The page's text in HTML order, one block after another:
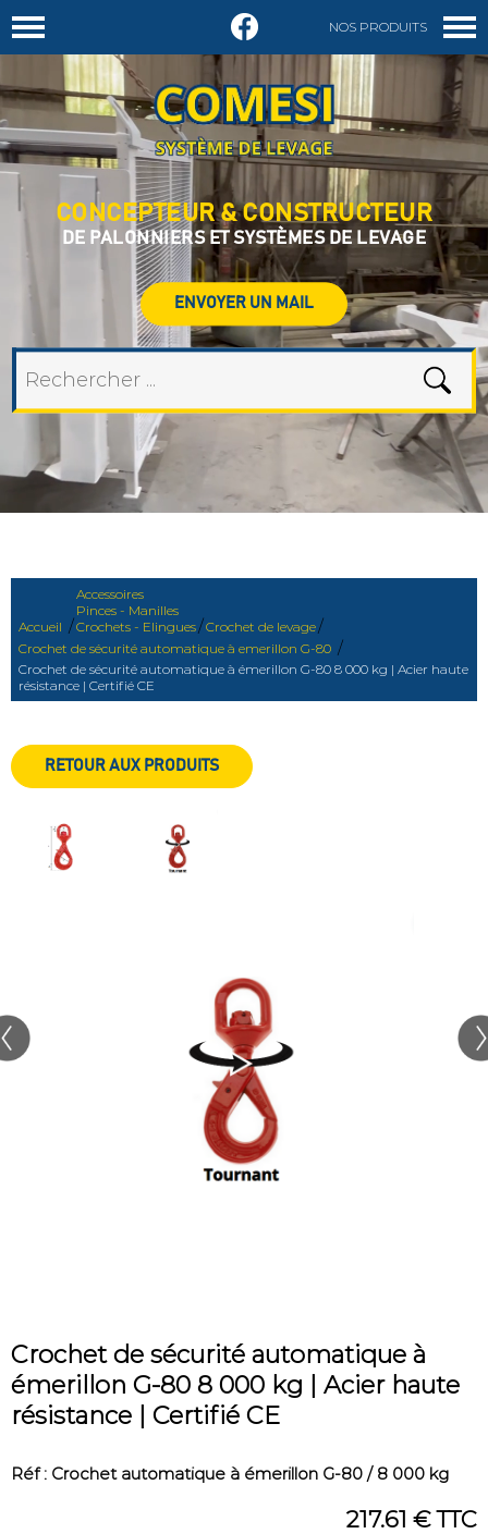
NOS PRODUITS
DEMANDER UN DEVIS
CONCEPTEUR & CONSTRUCTEUR
DE PALONNIERS ET SYSTÈMES DE LEVAGE
ENVOYER UN MAIL
Accueil /
Accessoires
Pinces - Manilles
Crochets - Elingues/Crochet de levage/
Crochet de sécurité automatique à emerillon G-80 /
Crochet de sécurité automatique à émerillon G-80 8 000 kg | Acier haute
résistance | Certifié CE
RETOUR AUX PRODUITS
Crochet de sécurité automatique à
émerillon G-80 8 000 kg | Acier haute
résistance | Certifié CE
Réf : Crochet automatique à émerillon G-80 / 8 000 kg
217.61 € TTC